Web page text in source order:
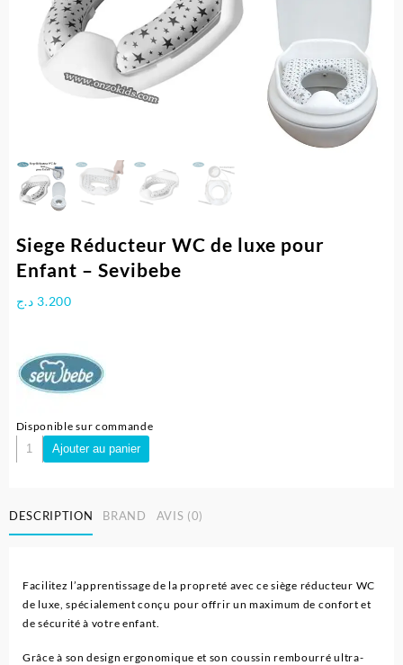
Siege Réducteur WC de luxe pour
Enfant – Sevibebe
3.200 د.ج
Disponible sur commande
quantité
de
WC
de
Ajouter au panier
DESCRIPTION BRAND AVIS (0)
Facilitez l’apprentissage de la propreté avec ce siège réducteur WC
de luxe, spécialement conçu pour offrir un maximum de confort et
de sécurité à votre enfant.
Grâce à son design ergonomique et son coussin rembourré ultra-